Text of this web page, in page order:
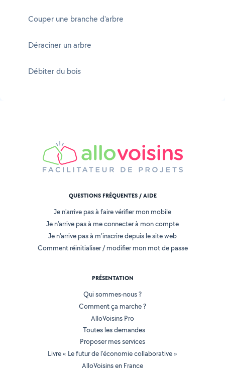
Couper une branche d'arbre
Déraciner un arbre
Débiter du bois
QUESTIONS FRÉQUENTES / AIDE
Je n'arrive pas à faire vérifier mon mobile
Je n'arrive pas à me connecter à mon compte
Je n'arrive pas à m'inscrire depuis le site web
Comment réinitialiser / modifier mon mot de passe
PRÉSENTATION
Qui sommes-nous ?
Comment ça marche ?
AlloVoisins Pro
Toutes les demandes
Proposer mes services
Livre « Le futur de l'économie collaborative »
AlloVoisins en France